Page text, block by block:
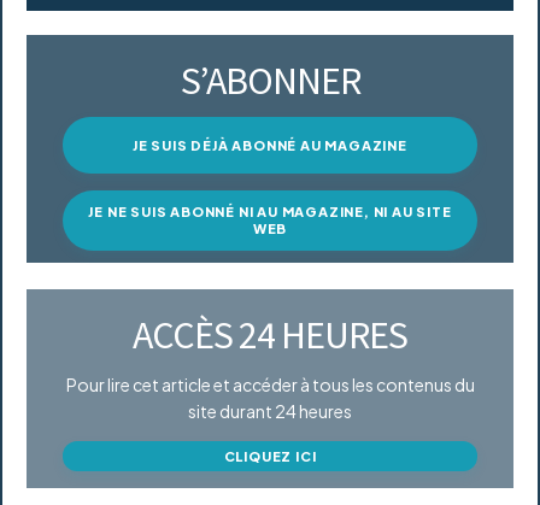
S’ABONNER
JE SUIS DÉJÀ ABONNÉ AU MAGAZINE
JE NE SUIS ABONNÉ NI AU MAGAZINE, NI AU SITE
WEB
ACCÈS 24 HEURES
Pour lire cet article et accéder à tous les contenus du
site durant 24 heures
CLIQUEZ ICI